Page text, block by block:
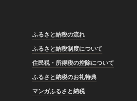
ふるさと納税の流れ
ふるさと納税制度について
住民税・所得税の控除について
ふるさと納税のお礼特典
マンガふるさと納税